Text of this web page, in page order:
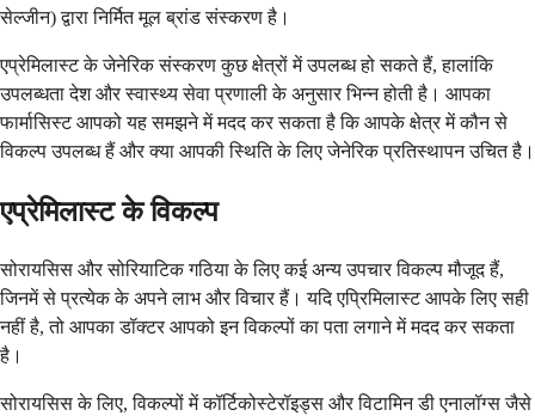
सेल्जीन) द्वारा निर्मित मूल ब्रांड संस्करण है।
एप्रेमिलास्ट के जेनेरिक संस्करण कुछ क्षेत्रों में उपलब्ध हो सकते हैं, हालांकि
उपलब्धता देश और स्वास्थ्य सेवा प्रणाली के अनुसार भिन्न होती है। आपका
फार्मासिस्ट आपको यह समझने में मदद कर सकता है कि आपके क्षेत्र में कौन से
विकल्प उपलब्ध हैं और क्या आपकी स्थिति के लिए जेनेरिक प्रतिस्थापन उचित है।
एप्रेमिलास्ट के विकल्प
सोरायसिस और सोरियाटिक गठिया के लिए कई अन्य उपचार विकल्प मौजूद हैं,
जिनमें से प्रत्येक के अपने लाभ और विचार हैं। यदि एप्रिमिलास्ट आपके लिए सही
नहीं है, तो आपका डॉक्टर आपको इन विकल्पों का पता लगाने में मदद कर सकता
है।
सोरायसिस के लिए, विकल्पों में कॉर्टिकोस्टेरॉइड्स और विटामिन डी एनालॉग्स जैसे